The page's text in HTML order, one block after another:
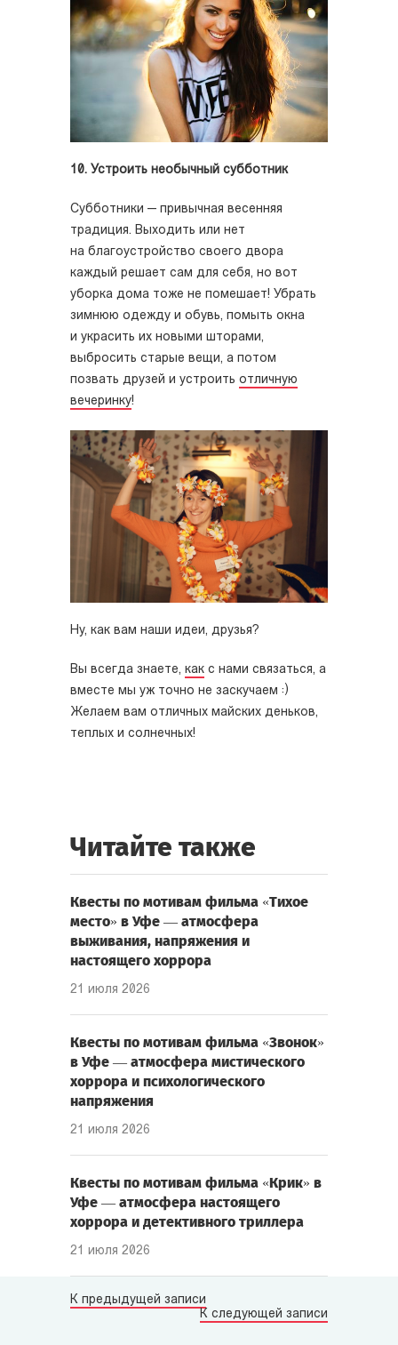
10. Устроить необычный субботник
Субботники — привычная весенняя
традиция. Выходить или нет
на благоустройство своего двора
каждый решает сам для себя, но вот
уборка дома тоже не помешает! Убрать
зимнюю одежду и обувь, помыть окна
и украсить их новыми шторами,
выбросить старые вещи, а потом
позвать друзей и устроить отличную
вечеринку!
Ну, как вам наши идеи, друзья?
Вы всегда знаете, как с нами связаться, а
вместе мы уж точно не заскучаем :)
Желаем вам отличных майских деньков,
теплых и солнечных!
Читайте также
Квесты по мотивам фильма «Тихое
место» в Уфе — атмосфера
выживания, напряжения и
настоящего хоррора
21 июля 2026
Квесты по мотивам фильма «Звонок»
в Уфе — атмосфера мистического
хоррора и психологического
напряжения
21 июля 2026
Квесты по мотивам фильма «Крик» в
Уфе — атмосфера настоящего
хоррора и детективного триллера
21 июля 2026
К предыдущей записи
К следующей записи